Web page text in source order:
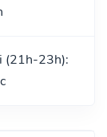
(21h-23h):